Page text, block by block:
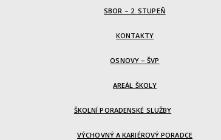
SBOR – 2. STUPEŇ
KONTAKTY
OSNOVY – ŠVP
AREÁL ŠKOLY
ŠKOLNÍ PORADENSKÉ SLUŽBY
VÝCHOVNÝ A KARIÉROVÝ PORADCE